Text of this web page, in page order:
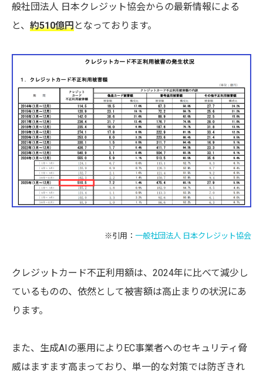
般社団法人 日本クレジット協会からの最新情報による
と、 約510億円となっております。
※引用： 一般社団法人 日本クレジット協会
クレジットカード不正利用額は、2024年に比べて減少し
ているものの、依然として被害額は高止まりの状況にあ
ります。
また、生成AIの悪用によりEC事業者へのセキュリティ脅
威はますます高まっており、単一的な対策では防ぎきれ